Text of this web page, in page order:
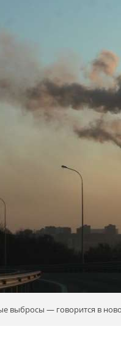
выбросы — говорится в